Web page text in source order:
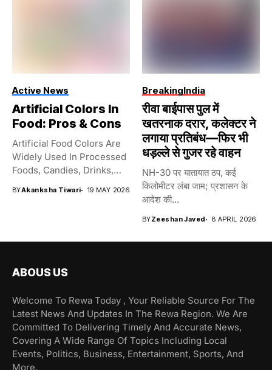
Active News
Artificial Colors In
Food: Pros & Cons
Artificial Food Colors Are
Widely Used In Processed
Foods, Candies, Drinks,
BYAkanksha Tiwari 19 MAY 2026
BreakingIndia
रीवा बाईपास पुल में
खतरनाक दरार, कलेक्टर ने
लगाया प्रतिबंध—फिर भी
धड़ल्ले से गुजर रहे वाहन
NH-30 पर यातायात ठप, कई
किलोमीटर लंबा जाम; प्रशासन के
आदेश की...
BYZeeshan Javed 8 APRIL 2026
ABOUS US
Welcome To Rewa Today , Your Reliable Source For The
Latest News And Updates In The Rewa Region. We Are
Committed To Delivering Timely And Accurate News,
Covering A Wide Range Of Topics Including Local
Events, Politics, Business, Entertainment, Sports, And
More.